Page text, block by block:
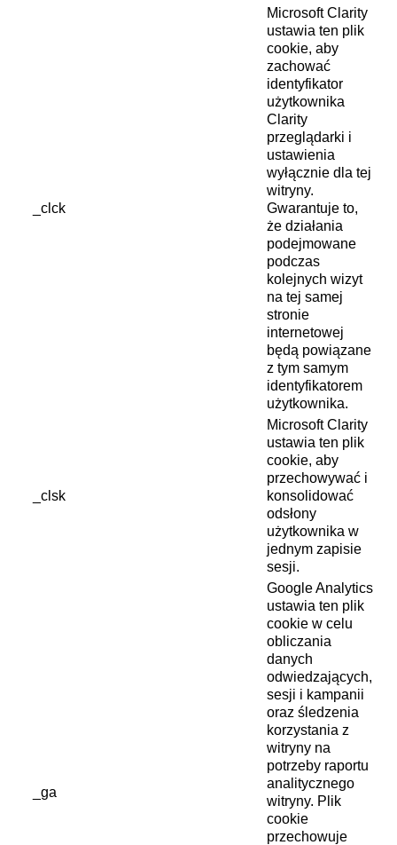
_clck
Microsoft Clarity
ustawia ten plik
cookie, aby
zachować
identyfikator
użytkownika
Clarity
przeglądarki i
ustawienia
wyłącznie dla tej
witryny.
Gwarantuje to,
że działania
podejmowane
podczas
kolejnych wizyt
na tej samej
stronie
internetowej
będą powiązane
z tym samym
identyfikatorem
użytkownika.
_clsk
Microsoft Clarity
ustawia ten plik
cookie, aby
przechowywać i
konsolidować
odsłony
użytkownika w
jednym zapisie
sesji.
_ga
Google Analytics
ustawia ten plik
cookie w celu
obliczania
danych
odwiedzających,
sesji i kampanii
oraz śledzenia
korzystania z
witryny na
potrzeby raportu
analitycznego
witryny. Plik
cookie
przechowuje